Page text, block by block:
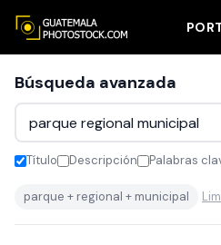
Búsqueda avanzada
Título Descripción Palabras
parque + regional + municipal